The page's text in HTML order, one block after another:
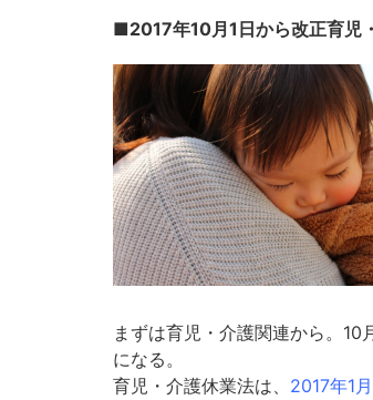
■2017年10月1日から改正育児
まずは育児・介護関連から。
になる。
育児・介護休業法は、 2017年1